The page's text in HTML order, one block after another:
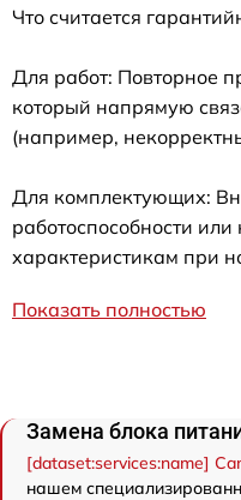
Что считается
Для работ: Повторное
который напрямую
(например,
Для комплектующих:
работоспособности
характеристикам при
Показать полностью
Замена блока
[dataset:services:name]
нашем